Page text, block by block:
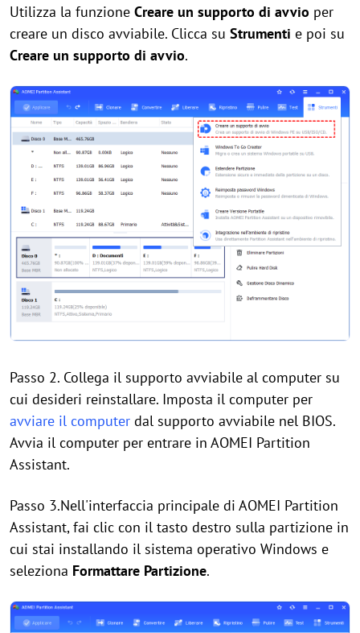
Utilizza la funzione Creare un supporto di avvio per
creare un disco avviabile. Clicca su Strumenti e poi su
Creare un supporto di avvio.
Passo 2. Collega il supporto avviabile al computer su
cui desideri reinstallare. Imposta il computer per
avviare il computer dal supporto avviabile nel BIOS.
Avvia il computer per entrare in AOMEI Partition
Assistant.
Passo 3.Nell'interfaccia principale di AOMEI Partition
Assistant, fai clic con il tasto destro sulla partizione in
cui stai installando il sistema operativo Windows e
seleziona Formattare Partizione.